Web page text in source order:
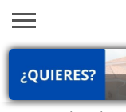
AYUDAS
ECONÓMICAS
VACANTES
EN EEUU
SACA
TU
EMPLEOS
TRÁMITES
PRÉSTAMOS
CURSOS
HOGAR
BELLEZA